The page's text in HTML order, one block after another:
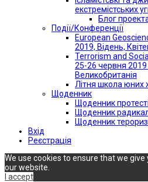
екстремістських
Блог
Події/Конференції
European
2019, Відень,
Terrorism and
25-26 червня 2019
Великобританія
Літня школа юних
Щоденник
Щоденник
Щоденник
Щоденник
Вхід
Реєстрація
We use cookies to ensure that we
our website.
I accept